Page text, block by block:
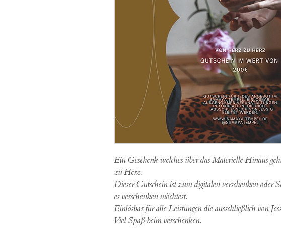
Ein Geschenk welches über das Materielle Hinaus
zu Herz.
Dieser Gutschein ist zum digitalen verschenken oder
es verschenken möchtest.
Einlösbar für alle Leistungen die ausschließlich von
Viel Spaß beim verschenken.